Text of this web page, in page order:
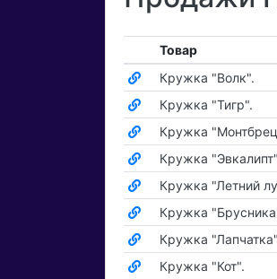
Товар
Кружка "Волк".
Кружка "Тигр".
Кружка
Кружка
Кружка "Летний
Кружка
Кружка
Кружка "Кот".